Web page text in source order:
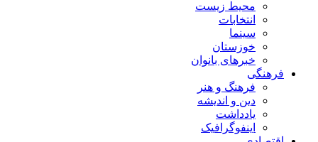
محیط زیست
انتخابات
سینما
خوزستان
خبرهای بانوان
فرهنگی
فرهنگ و هنر
دین و اندیشه
یادداشت
اینفوگرافیک